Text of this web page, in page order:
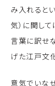
み入れると
気）に関し
言葉に訳せ
げた江戸文
意気でいな